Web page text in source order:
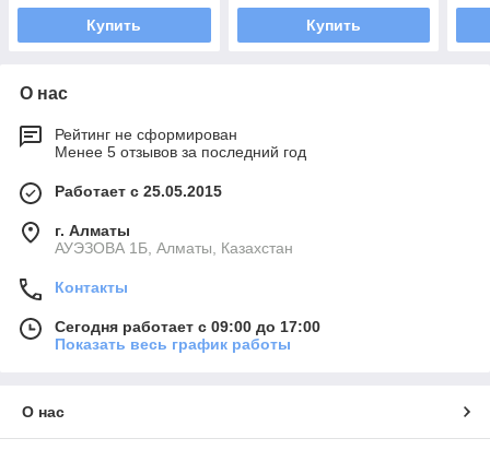
Купить Купить
О нас
Рейтинг не сформирован
Менее 5 отзывов за последний год
Работает с 25.05.2015
г. Алматы
АУЭЗОВА 1Б, Алматы, Казахстан
Контакты
Сегодня работает с 09:00 до 17:00
Показать весь график работы
О нас